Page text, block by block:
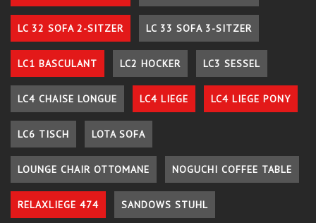
LC 32 SOFA 2-SITZER LC 33 SOFA 3-SITZER
LC1 BASCULANT LC2 HOCKER LC3 SESSEL
LC4 CHAISE LONGUE LC4 LIEGE LC4 LIEGE PONY
LC6 TISCH LOTA SOFA
LOUNGE CHAIR OTTOMANE NOGUCHI COFFEE TABLE
RELAXLIEGE 474 SANDOWS STUHL